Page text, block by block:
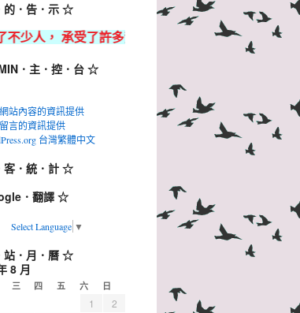
．告．示 ☆
受了許多背叛，我落魄得狼狽不堪，但都無所謂
．主．控．台 ☆
站內容的資訊提供
言的資訊提供
台灣繁體中文
．統．計 ☆
．翻譯 ☆
Select Language ▼
．月．曆 ☆
8 月
三 四 五 六 日
1
2